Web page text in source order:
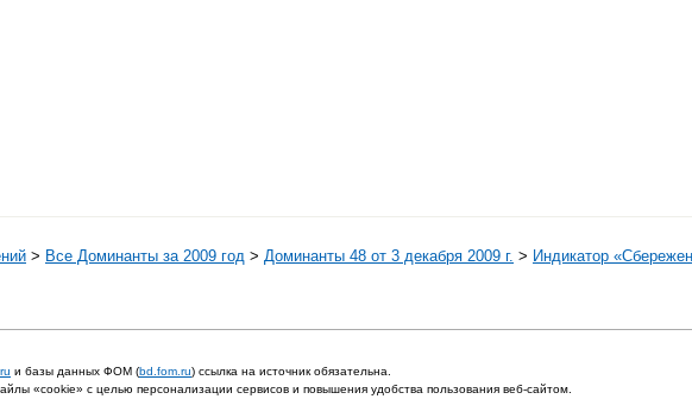
> Все Доминанты за 2009 год > Доминанты 48 от 3 декабря 2009 г. > Индикатор
и базы данных ФОМ (bd.fom.ru) ссылка на источник обязательна.
«cookie» с целью персонализации сервисов и повышения удобства пользования веб-сайтом.